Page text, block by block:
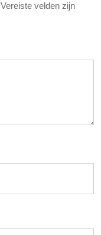
Vereiste velden zijn